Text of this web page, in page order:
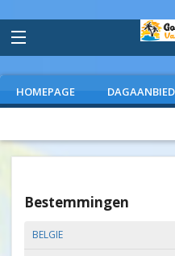
HOMEPAGE
Bestemmingen
BELGIE